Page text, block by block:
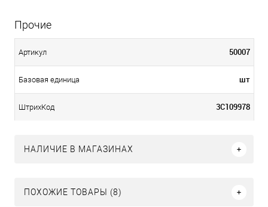
Прочие
Артикул 50007
Базовая единица шт
ШтрихКод 3С109978
НАЛИЧИЕ В МАГАЗИНАХ
ПОХОЖИЕ ТОВАРЫ (8)